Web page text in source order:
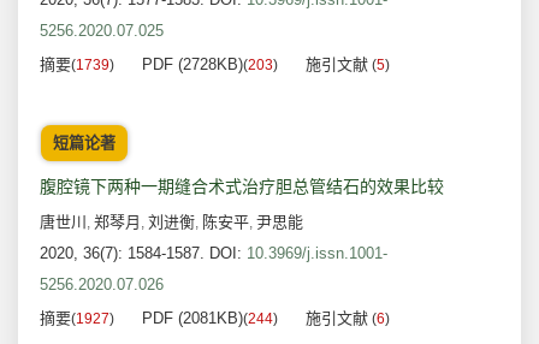
5256.2020.07.025
摘要(1739) PDF (2728KB)(203) 施引文献 (5)
短篇论著
腹腔镜下两种一期缝合术式治疗胆总管结石的效果比较
唐世川 , 郑琴月 , 刘进衡, 陈安平, 尹思能
2020, 36(7): 1584-1587. DOI: 10.3969/j.issn.1001-
5256.2020.07.026
摘要(1927) PDF (2081KB)(244) 施引文献 (6)